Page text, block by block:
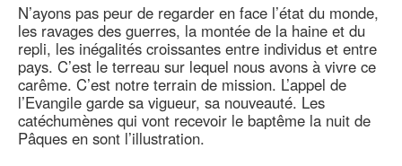
N’ayons pas peur de regarder en face l’état du monde,
les ravages des guerres, la montée de la haine et du
repli, les inégalités croissantes entre individus et entre
pays. C’est le terreau sur lequel nous avons à vivre ce
carême. C’est notre terrain de mission. L’appel de
l’Evangile garde sa vigueur, sa nouveauté. Les
catéchumènes qui vont recevoir le baptême la nuit de
Pâques en sont l’illustration.